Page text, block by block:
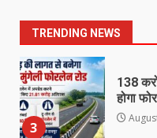
TRENDING NEWS
2
3
138
होगा